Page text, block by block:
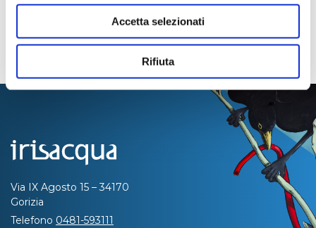
Accetta selezionati
Rifiuta
Via IX Agosto 15 – 34170
Gorizia
Telefono 0481-593111